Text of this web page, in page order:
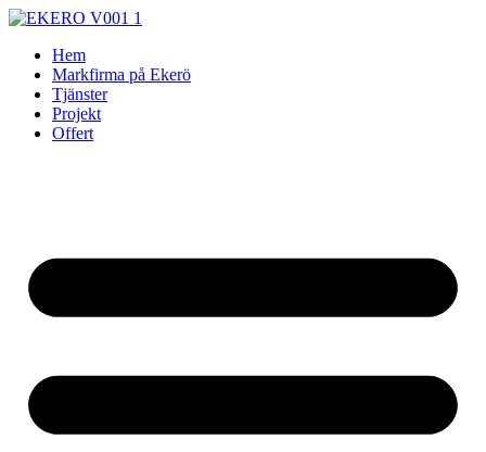
Skip
contentHem
Markfirma på Ekerö
Tjänster
Projekt
Offert